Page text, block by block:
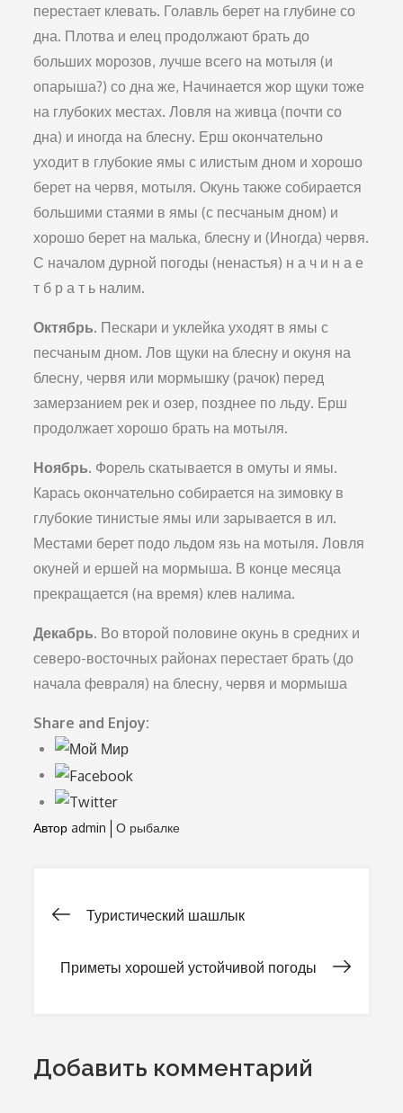
перестает клевать. Голавль берет на глубине со
дна. Плотва и елец продолжают брать до
больших морозов, лучше всего на мотыля (и
опарыша?) со дна же, Начинается жор щуки тоже
на глубоких местах. Ловля на живца (почти со
дна) и иногда на блесну. Ерш окончательно
уходит в глубокие ямы с илистым дном и хорошо
берет на червя, мотыля. Окунь также собирается
большими стаями в ямы (с песчаным дном) и
хорошо берет на малька, блесну и (Иногда) червя.
С началом дурной погоды (ненастья) н а ч и н а е
т б р а т ь налим.
Октябрь. Пескари и уклейка уходят в ямы с
песчаным дном. Лов щуки на блесну и окуня на
блесну, червя или мормышку (рачок) перед
замерзанием рек и озер, позднее по льду. Ерш
продолжает хорошо брать на мотыля.
Ноябрь. Форель скатывается в омуты и ямы.
Карась окончательно собирается на зимовку в
глубокие тинистые ямы или зарывается в ил.
Местами берет подо льдом язь на мотыля. Ловля
окуней и ершей на мормыша. В конце месяца
прекращается (на время) клев налима.
Декабрь. Во второй половине окунь в средних и
северо-восточных районах перестает брать (до
начала февраля) на блесну, червя и мормыша
Share and Enjoy:
Авторadmin О рыбалке
Навигация
по
Туристический шашлык
Приметы хорошей устойчивой погоды
Добавить комментарий